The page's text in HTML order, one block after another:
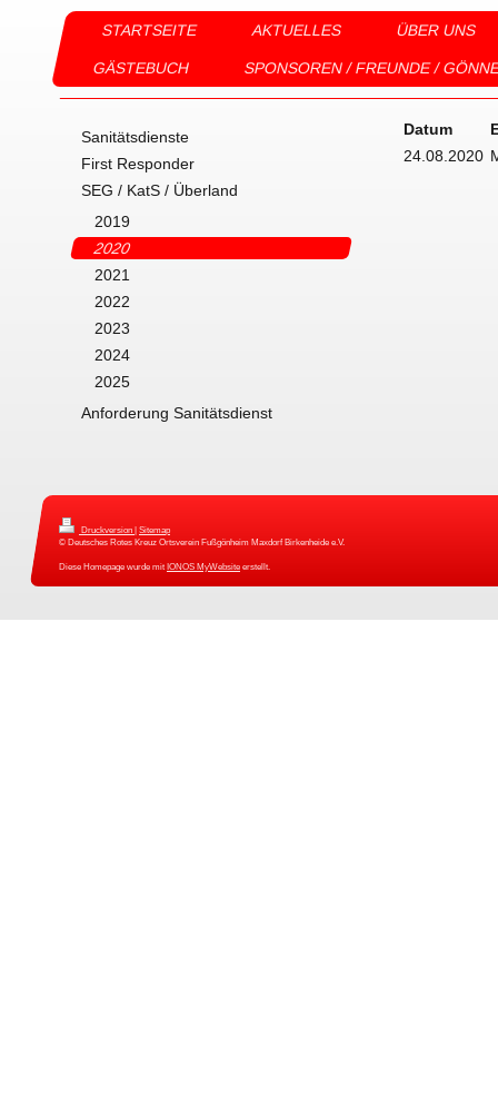
STARTSEITE AKTUELLES ÜBER UNS
GÄSTEBUCH SPONSOREN / FREUNDE /
Komm, mach
...
Datum
24.08.2020
Sanitätsdienste
First Responder
SEG / KatS / Überland
2019
2020
2021
2022
2023
2024
2025
Anforderung Sanitätsdienst
Druckversion | Sitemap
© Deutsches Rotes Kreuz Ortsverein Fußgönheim Maxdorf Birkenheide e.V.
Diese Homepage wurde mit IONOS MyWebsiteerstellt.